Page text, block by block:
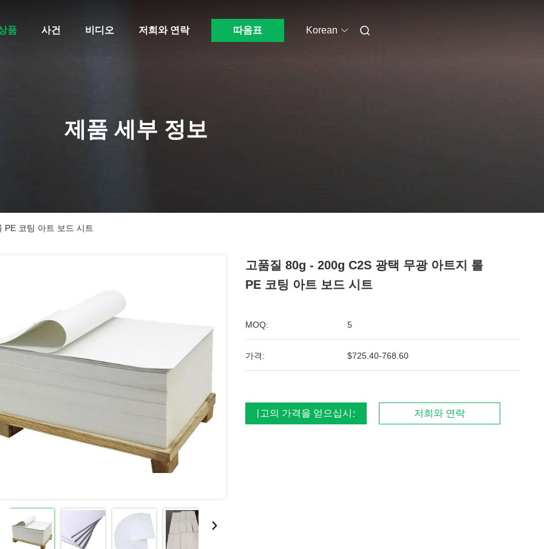
품 사건 비디오 저희와 연락 따옴표 Korean
제품 세부 정보
PE 코팅 아트 보드 시트
고품질 80g - 200g C2S 광택 무광 아트지 롤
PE 코팅 아트 보드 시트
MOQ: 5
가격: $725.40-768.60
최고의 가격을 얻으십시오 저희와 연락